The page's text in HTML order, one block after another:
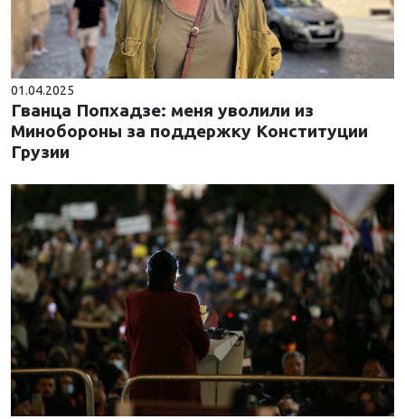
01.04.2025
Гванца Попхадзе: меня уволили из
Минобороны за поддержку Конституции
Грузии